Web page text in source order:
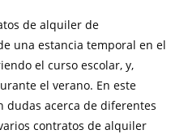
de alquiler de
una estancia temporal en el
el curso escolar, y,
el verano. En este
dudas acerca de diferentes
contratos de alquiler